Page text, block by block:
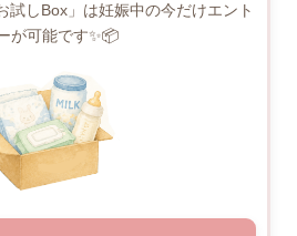
試しBox」は妊娠中の今だけエント
が可能です✨📦